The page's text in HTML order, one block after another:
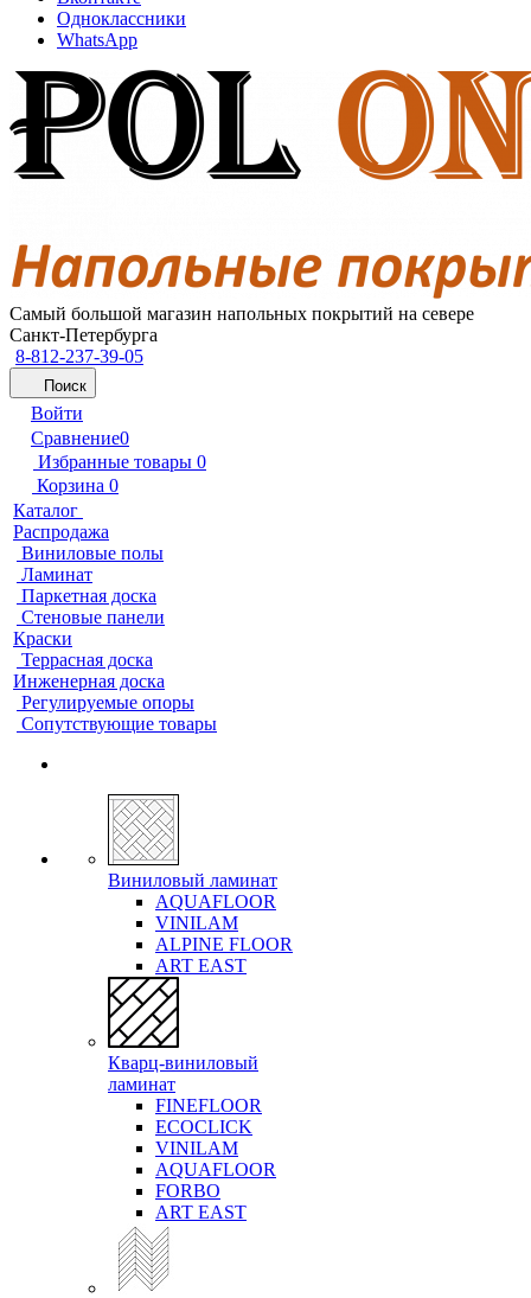
Одноклассники
WhatsApp
Самый большой магазин напольных покрытий на севере
Санкт-Петербурга
8-812-237-39-05
Поиск
Войти
Сравнение0
Избранные товары 0
Корзина 0
Каталог
Распродажа
Виниловые полы
Ламинат
Паркетная доска
Стеновые панели
Краски
Террасная доска
Инженерная доска
Регулируемые опоры
Сопутствующие товары
Виниловый ламинат
AQUAFLOOR
VINILAM
ALPINE FLOOR
ART EAST
Кварц-виниловый
ламинат
FINEFLOOR
ECOCLICK
VINILAM
AQUAFLOOR
FORBO
ART EAST